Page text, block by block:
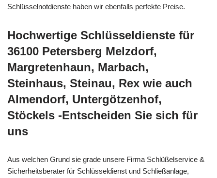
Schlüsselnotdienste haben wir ebenfalls perfekte Preise.
Hochwertige Schlüsseldienste für
36100 Petersberg Melzdorf,
Margretenhaun, Marbach,
Steinhaus, Steinau, Rex wie auch
Almendorf, Untergötzenhof,
Stöckels -Entscheiden Sie sich für
uns
Aus welchen Grund sie grade unsere Firma Schlüßelservice &
Sicherheitsberater für Schlüsseldienst und Schließanlage,